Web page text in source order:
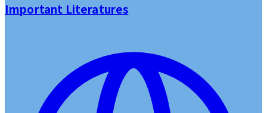
Important Literatures